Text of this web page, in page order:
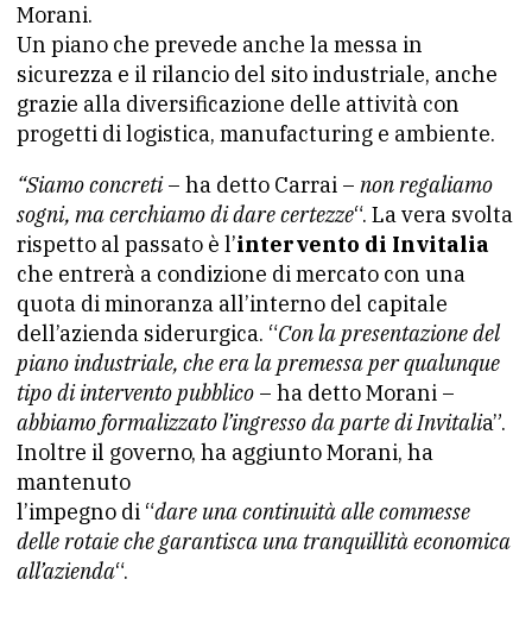
Morani.
Un piano che prevede anche la messa in
sicurezza e il rilancio del sito industriale, anche
grazie alla diversificazione delle attività con
progetti di logistica, manufacturing e ambiente.
“Siamo concreti– ha detto Carrai – non regaliamo
sogni, ma cerchiamo di dare certezze“. La vera svolta
rispetto al passato è l’intervento di Invitalia
che entrerà a condizione di mercato con una
quota di minoranza all’interno del capitale
dell’azienda siderurgica. “Con la presentazione del
piano industriale, che era la premessa per qualunque
tipo di intervento pubblico – ha detto Morani –
abbiamo formalizzato l’ingresso da parte di Invitalia”.
Inoltre il governo, ha aggiunto Morani, ha
mantenuto
l’impegno di “dare una continuità alle commesse
delle rotaie che garantisca una tranquillità economica
all’azienda“.